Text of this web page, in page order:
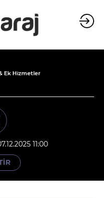
Ek Hizmetler
11:00